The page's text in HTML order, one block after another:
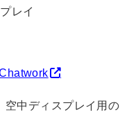
レイ
空中ディスプレイ用の